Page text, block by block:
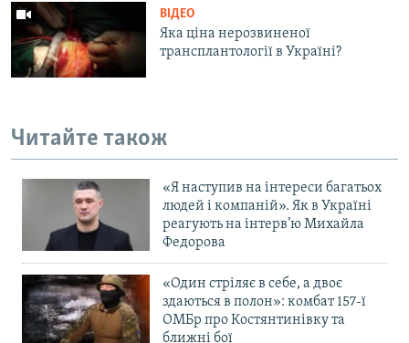
ВІДЕО
Яка ціна нерозвиненої
трансплантології в Україні?
Читайте також
«Я наступив на інтереси багатьох
людей і компаній». Як в Україні
реагують на інтерв’ю Михайла
Федорова
«Один стріляє в себе, а двоє
здаються в полон»: комбат 157-ї
ОМБр про Костянтинівку та
ближні бої